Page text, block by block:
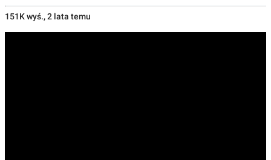
151K wyś.,2 lata temu